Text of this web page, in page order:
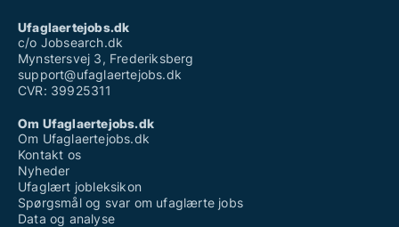
Ufaglaertejobs.dk
c/o Jobsearch.dk
Mynstersvej 3, Frederiksberg
support@ufaglaertejobs.dk
CVR: 39925311
Om Ufaglaertejobs.dk
Om Ufaglaertejobs.dk
Kontakt os
Nyheder
Ufaglært jobleksikon
Spørgsmål og svar om ufaglærte jobs
Data og analyse